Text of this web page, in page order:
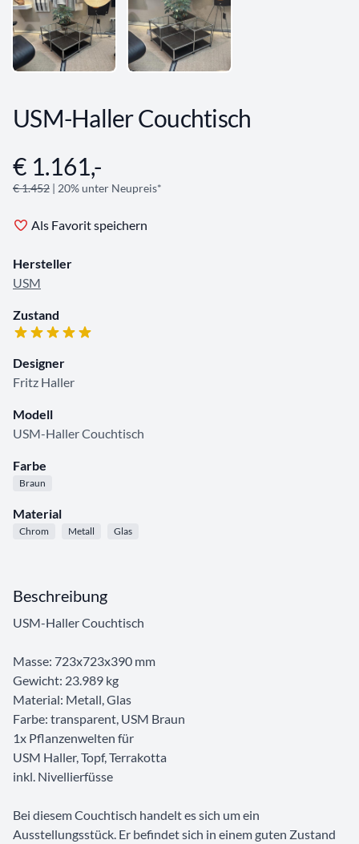
USM-Haller Couchtisch
Angebotsinformationen
€ 1.161,-
€ 1.452 | 20% unter Neupreis*
Als Favorit speichern
Hersteller
USM
Zustand
Designer
Fritz Haller
Modell
USM-Haller Couchtisch
Farbe
Braun
Material
Chrom Metall Glas
Beschreibung
USM-Haller Couchtisch
Masse: 723x723x390 mm
Gewicht: 23.989 kg
Material: Metall, Glas
Farbe: transparent, USM Braun
1x Pflanzenwelten für
USM Haller, Topf, Terrakotta
inkl. Nivellierfüsse
Bei diesem Couchtisch handelt es sich um ein
Ausstellungsstück. Er befindet sich in einem guten Zustand